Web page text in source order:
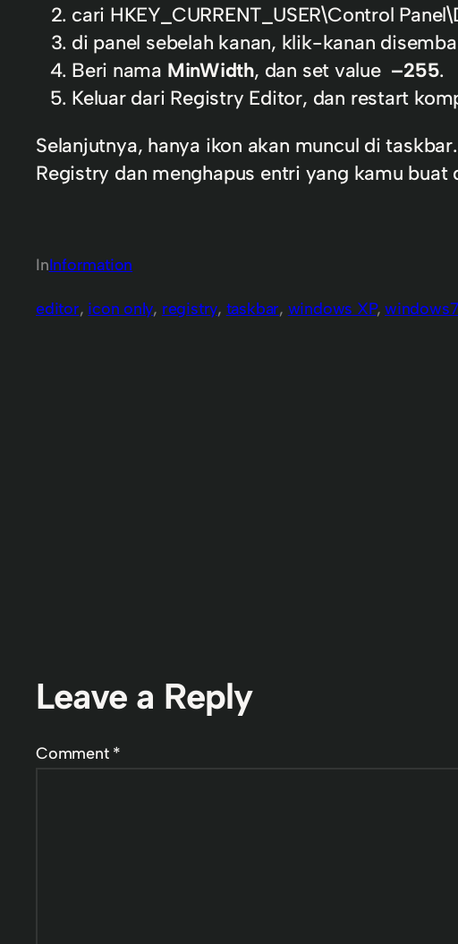
cari HKEY_CURRENT_USER\Control
di panel sebelah kanan, klik-kanan
Beri nama MinWidth, dan set value –255.
Keluar dari Registry Editor, dan restart
Selanjutnya, hanya ikon akan muncul di
Registry dan menghapus entri yang kamu buat
InInformation
editor, icon only, registry, taskbar, windows XP, windows7
Leave a Reply
Comment *